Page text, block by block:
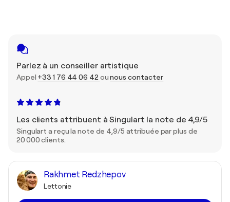
Parlez à un conseiller artistique
Appel +33 1 76 44 06 42 ounous contacter
Les clients attribuent à Singulart la note de 4,9/5
Singulart a reçu la note de 4,9/5 attribuée par plus de
20 000 clients.
Rakhmet Redzhepov
Lettonie